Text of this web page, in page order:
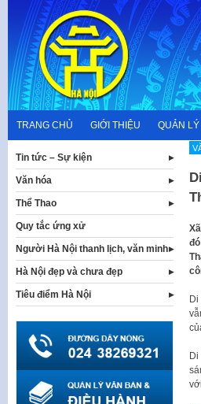
content
TRANG CHỦ GIỚI THIỆU QUẢN
Di
Di
Tin tức – Sự kiện
Văn hóa
Thể Thao
Quy tắc ứng xử
Người Hà Nội thanh lịch, văn minh
Hà Nội đẹp và chưa đẹp
Tiêu điểm Hà Nội